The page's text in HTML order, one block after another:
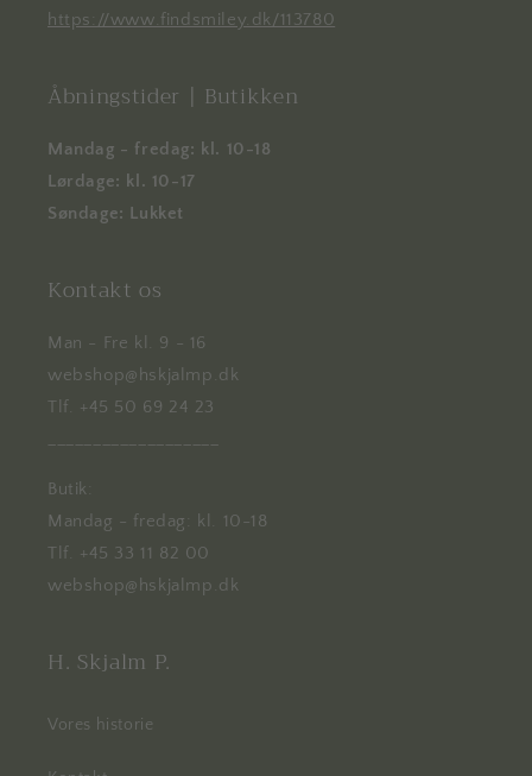
https://www.findsmiley.dk/113780
Åbningstider | Butikken
Mandag - fredag: kl. 10-18
Lørdage: kl. 10-17
Søndage: Lukket
Kontakt os
Man - Fre kl. 9 - 16
webshop@hskjalmp.dk
Tlf. +45 50 69 24 23
Butik:
Mandag - fredag: kl. 10-18
Tlf. +45 33 11 82 00
webshop@hskjalmp.dk
H. Skjalm P.
Vores historie